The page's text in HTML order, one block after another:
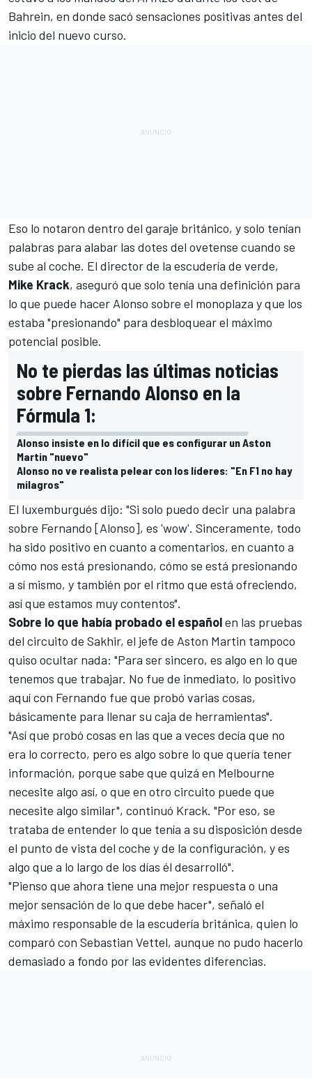
Bahrein, en donde sacó sensaciones positivas antes del
inicio del nuevo curso.
Eso lo notaron dentro del garaje británico, y solo tenían
palabras para alabar las dotes del ovetense cuando se
sube al coche. El director de la escudería de verde,
Mike Krack, aseguró que solo tenía una definición para
lo que puede hacer Alonso sobre el monoplaza y que los
estaba "presionando" para desbloquear el máximo
potencial posible.
No te pierdas las últimas noticias
sobre Fernando Alonso en la
Fórmula 1:
Alonso insiste en lo difícil que es configurar un Aston
Martin "nuevo"
Alonso no ve realista pelear con los líderes: "En F1 no hay
milagros"
El luxemburgués dijo: "Si solo puedo decir una palabra
sobre Fernando [Alonso], es 'wow'. Sinceramente, todo
ha sido positivo en cuanto a comentarios, en cuanto a
cómo nos está presionando, cómo se está presionando
a sí mismo, y también por el ritmo que está ofreciendo,
así que estamos muy contentos".
Sobre lo que había probado el españolen las pruebas
del circuito de Sakhir, el jefe de Aston Martin tampoco
quiso ocultar nada: "Para ser sincero, es algo en lo que
tenemos que trabajar. No fue de inmediato, lo positivo
aquí con Fernando fue que probó varias cosas,
básicamente para llenar su caja de herramientas".
"Así que probó cosas en las que a veces decía que no
era lo correcto, pero es algo sobre lo que quería tener
información, porque sabe que quizá en Melbourne
necesite algo así, o que en otro circuito puede que
necesite algo similar", continuó Krack. "Por eso, se
trataba de entender lo que tenía a su disposición desde
el punto de vista del coche y de la configuración, y es
algo que a lo largo de los días él desarrolló".
"Pienso que ahora tiene una mejor respuesta o una
mejor sensación de lo que debe hacer", señaló el
máximo responsable de la escudería británica, quien lo
comparó con Sebastian Vettel, aunque no pudo hacerlo
demasiado a fondo por las evidentes diferencias.